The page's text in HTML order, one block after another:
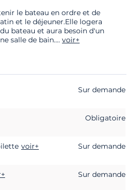
le bateau en ordre et de
et le déjeuner.Elle logera
bateau et aura besoin d'un
salle de bain.... voir+
Sur demande
Obligatoire
voir+
Sur demande
Sur demande